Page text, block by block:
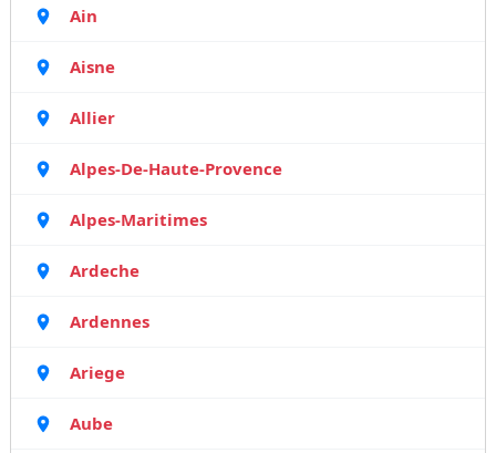
Ain
Aisne
Allier
Alpes-De-Haute-Provence
Alpes-Maritimes
Ardeche
Ardennes
Ariege
Aube